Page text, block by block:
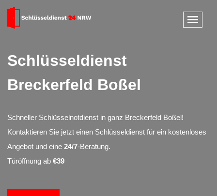
Schlüsseldienst
Breckerfeld Boßel
Schneller Schlüsselnotdienst in ganz Breckerfeld Boßel!
Kontaktieren Sie jetzt einen Schlüsseldienst für ein kostenloses
Angebot und eine 24/7-Beratung.
Türöffnung ab €39